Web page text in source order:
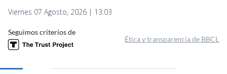
Viernes 07 Agosto, 2026 | 13:03
Seguimos criterios de
Ética y transparencia de BBCL